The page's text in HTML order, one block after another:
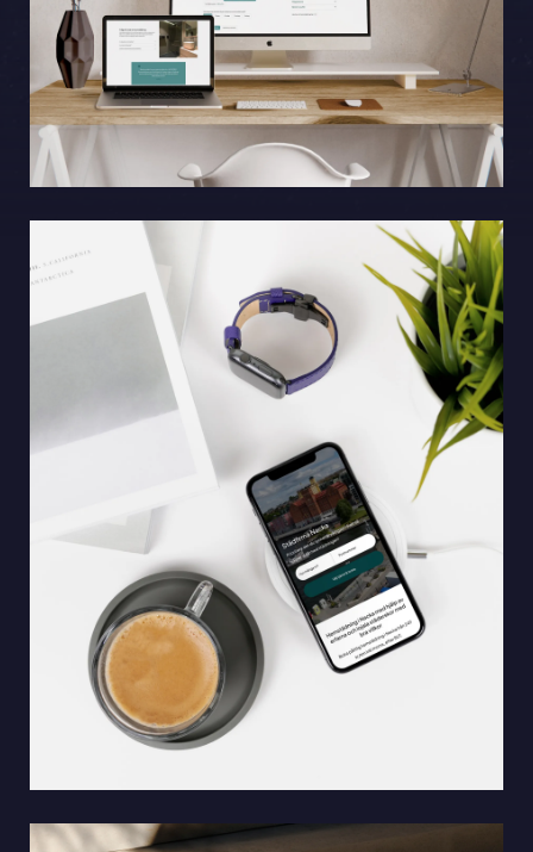
Sphinxly AB
Banérgatan 44
115 26 STHLM
Se på karta
hej@sphinxly.se
Befintlig kund? Support
Om oss / Kontaktpersoner
Karriär på Sphinxly